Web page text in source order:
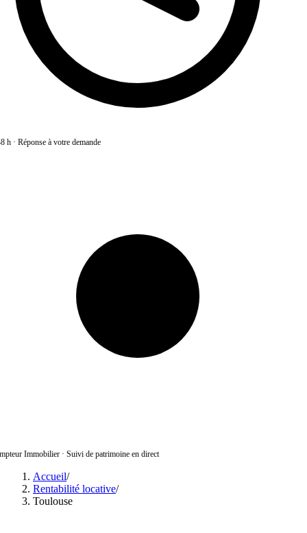
h·Réponse à votre demande
Immobilier·Suivi de patrimoine en direct
Accueil/
Rentabilité locative/
Toulouse